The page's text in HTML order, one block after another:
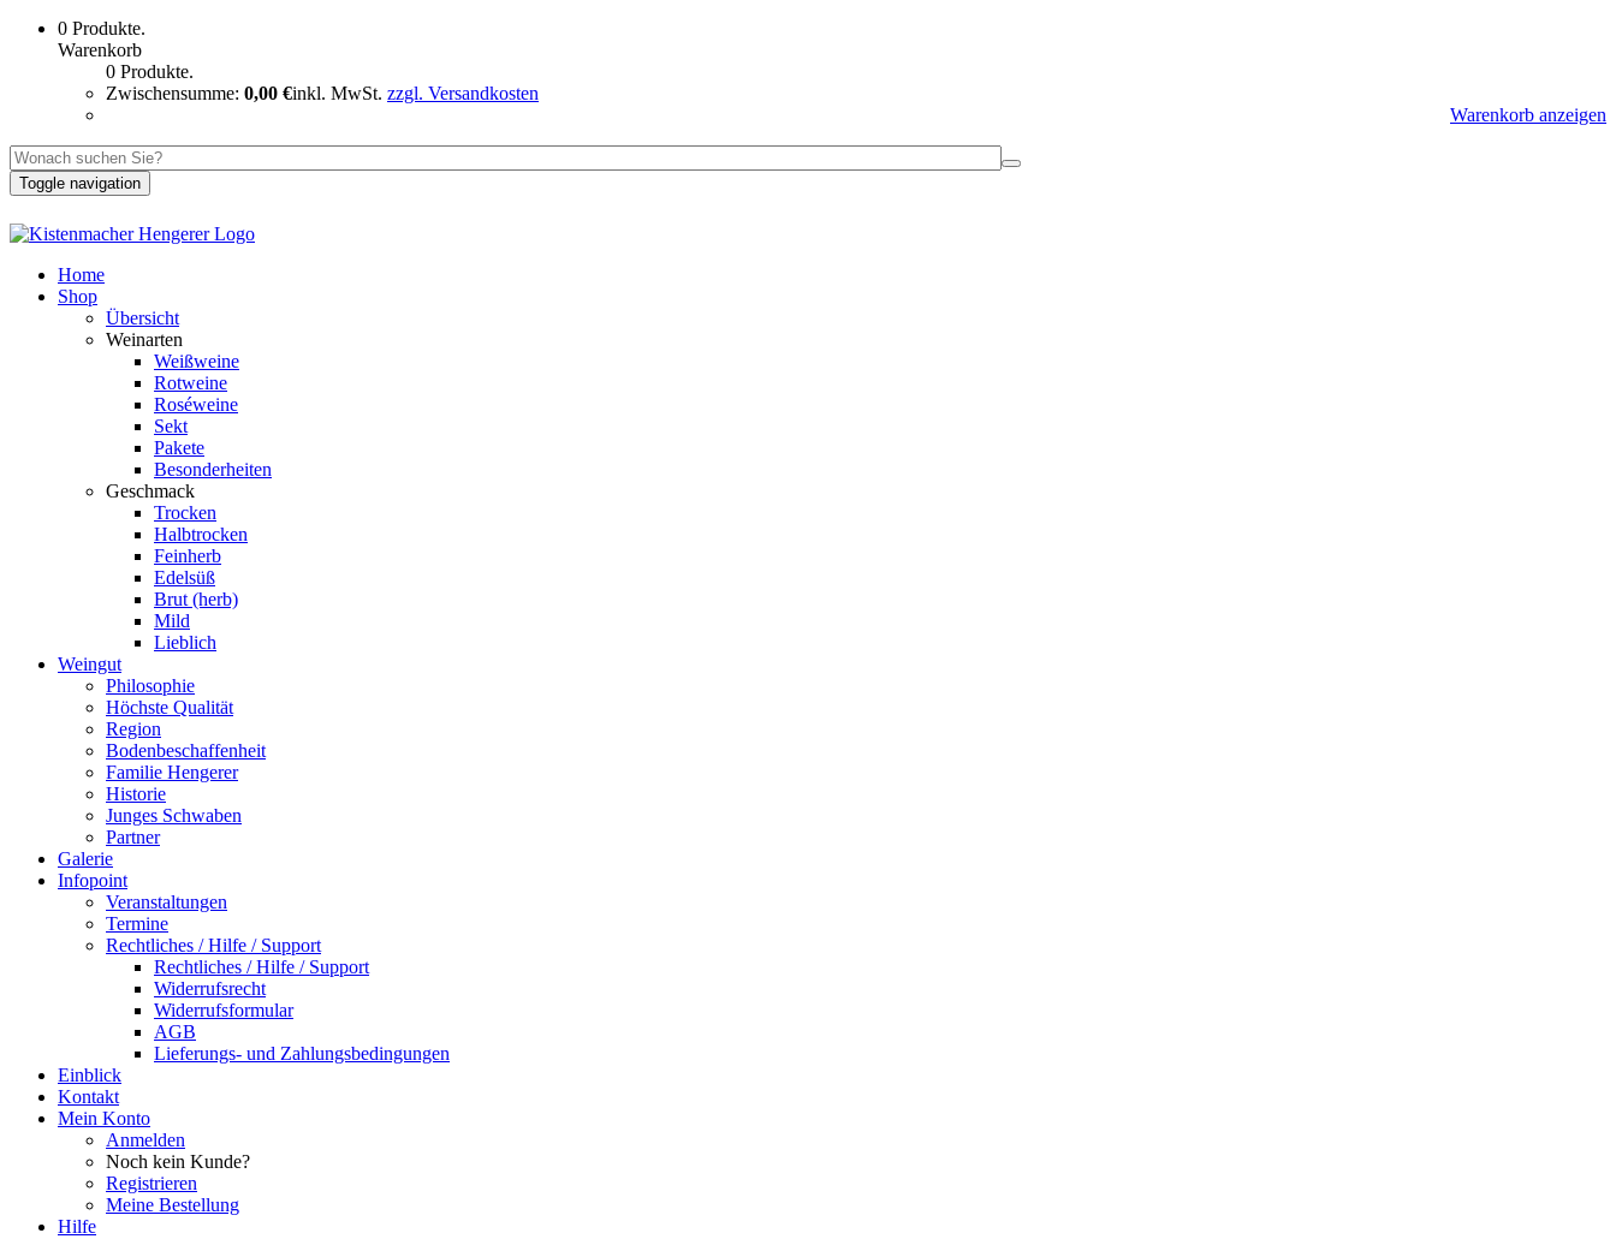
0 Produkte.
Warenkorb
0 Produkte.
Zwischensumme: 0,00 €inkl. MwSt. zzgl. Versandkosten
Warenkorb anzeigen
Toggle navigation
Home
Shop
Übersicht
Weinarten
Weißweine
Rotweine
Roséweine
Sekt
Pakete
Besonderheiten
Geschmack
Trocken
Halbtrocken
Feinherb
Edelsüß
Brut (herb)
Mild
Lieblich
Weingut
Philosophie
Höchste Qualität
Region
Bodenbeschaffenheit
Familie Hengerer
Historie
Junges Schwaben
Partner
Galerie
Infopoint
Veranstaltungen
Termine
Rechtliches / Hilfe / Support
Rechtliches / Hilfe / Support
Widerrufsrecht
Widerrufsformular
AGB
Lieferungs- und Zahlungsbedingungen
Einblick
Kontakt
Mein Konto
Anmelden
Noch kein Kunde?
Registrieren
Meine Bestellung
Hilfe